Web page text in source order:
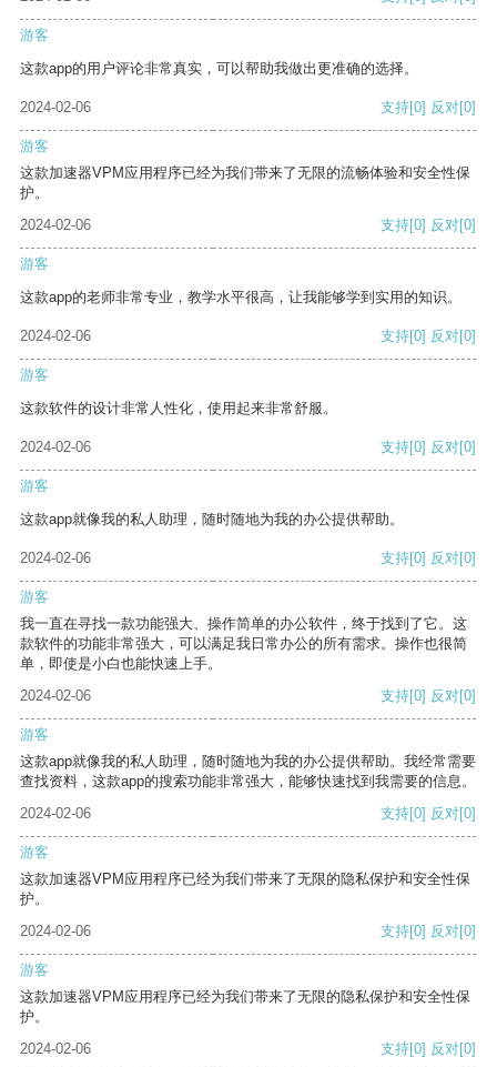
游客
这款app的用户评论非常真实，可以帮助我做出更准确的选择。
2024-02-06 支持[0] 反对[0]
游客
这款加速器VPM应用程序已经为我们带来了无限的流畅体验和安全性保
护。
2024-02-06
支持[0] 反对[0]
游客
这款app的老师非常专业，教学水平很高，让我能够学到实用的知识。
2024-02-06 支持[0] 反对[0]
游客
这款软件的设计非常人性化，使用起来非常舒服。
2024-02-06 支持[0] 反对[0]
游客
这款app就像我的私人助理，随时随地为我的办公提供帮助。
2024-02-06 支持[0] 反对[0]
游客
我一直在寻找一款功能强大、操作简单的办公软件，终于找到了它。这
款软件的功能非常强大，可以满足我日常办公的所有需求。操作也很简
单，即使是小白也能快速上手。
2024-02-06
支持[0] 反对[0]
游客
这款app就像我的私人助理，随时随地为我的办公提供帮助。我经常需要
查找资料，这款app的搜索功能非常强大，能够快速找到我需要的信息。
2024-02-06
支持[0] 反对[0]
游客
这款加速器VPM应用程序已经为我们带来了无限的隐私保护和安全性保
护。
2024-02-06
支持[0] 反对[0]
游客
这款加速器VPM应用程序已经为我们带来了无限的隐私保护和安全性保
护。
2024-02-06
支持[0] 反对[0]